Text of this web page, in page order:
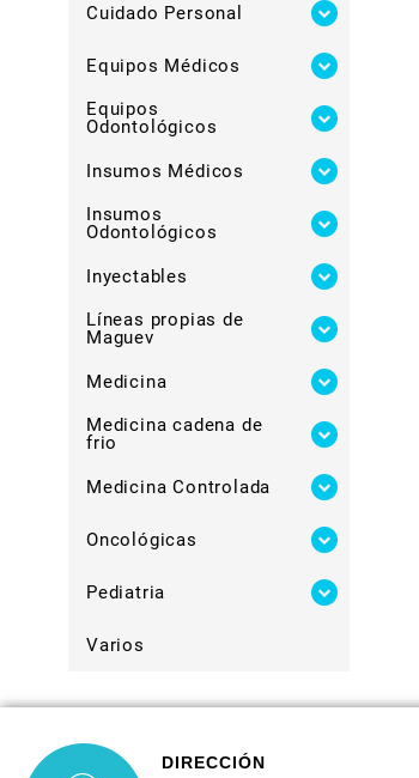
Cuidado Personal
Equipos Médicos
Equipos
Odontológicos
Insumos Médicos
Insumos
Odontológicos
Inyectables
Líneas propias de
Maguev
Medicina
Medicina cadena de
frio
Medicina Controlada
Oncológicas
Pediatria
Varios
DIRECCIÓN